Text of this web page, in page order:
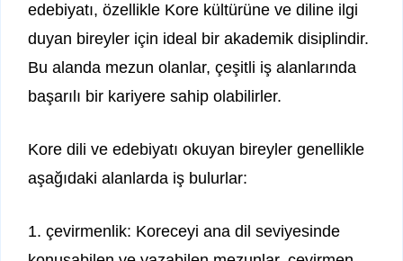
edebiyatı, özellikle Kore kültürüne ve diline ilgi
duyan bireyler için ideal bir akademik disiplindir.
Bu alanda mezun olanlar, çeşitli iş alanlarında
başarılı bir kariyere sahip olabilirler.
Kore dili ve edebiyatı okuyan bireyler genellikle
aşağıdaki alanlarda iş bulurlar:
1. çevirmenlik: Koreceyi ana dil seviyesinde